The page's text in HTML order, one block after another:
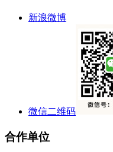
新浪微博
微信二维码
合作单位